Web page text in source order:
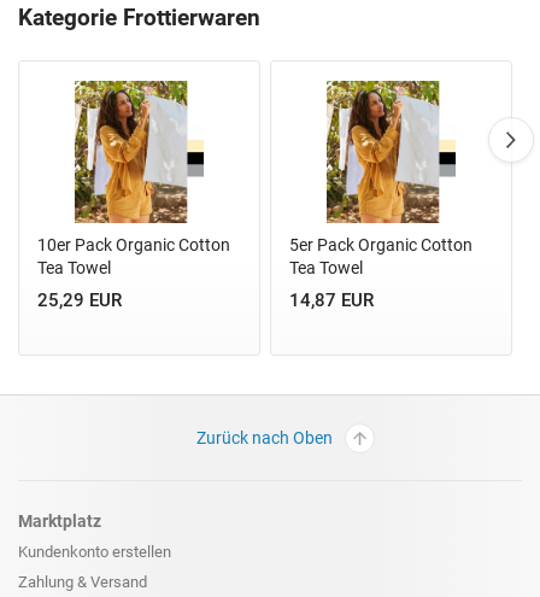
Kategorie Frottierwaren
10er Pack Organic Cotton
Tea Towel
25,29 EUR
5er Pack Organic Cotton
Tea Towel
14,87 EUR
Zurück nach Oben
Marktplatz
Kundenkonto erstellen
Zahlung & Versand